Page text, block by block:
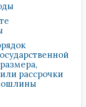
рассрочки